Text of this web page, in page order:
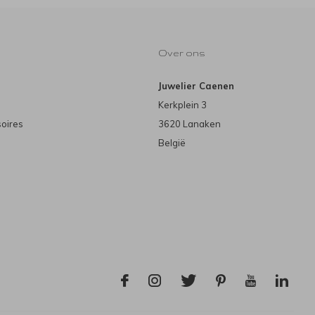
Over ons
Juwelier Caenen
Kerkplein 3
3620 Lanaken
België